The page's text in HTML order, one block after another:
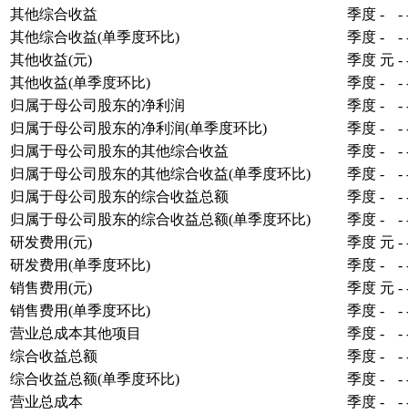
其他综合收益
季度 - -
其他综合收益(单季度环比)
季度 - -
其他收益(元)
季度 元 -
其他收益(单季度环比)
季度 - -
归属于母公司股东的净利润
季度 - -
归属于母公司股东的净利润(单季度环比)
季度 - -
归属于母公司股东的其他综合收益
季度 - -
归属于母公司股东的其他综合收益(单季度环比)
季度 - -
归属于母公司股东的综合收益总额
季度 - -
归属于母公司股东的综合收益总额(单季度环比)
季度 - -
研发费用(元)
季度 元 -
研发费用(单季度环比)
季度 - -
销售费用(元)
季度 元 -
销售费用(单季度环比)
季度 - -
营业总成本其他项目
季度 - -
综合收益总额
季度 - -
综合收益总额(单季度环比)
季度 - -
营业总成本
季度 - -